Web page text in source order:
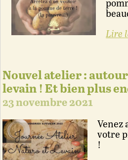
Lire
Nouvel atelier :
levain ! Et bien plus
23 novembre 2021
Venez
votre
!